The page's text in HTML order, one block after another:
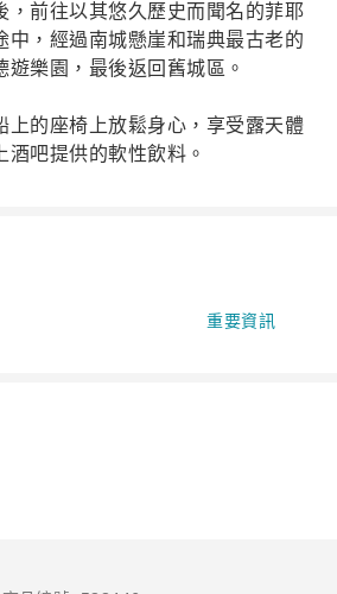
，前往以其悠久歷史而聞名的菲耶
中，經過南城懸崖和瑞典最古老的
遊樂園，最後返回舊城區。
上的座椅上放鬆身心，享受露天體
酒吧提供的軟性飲料。
重要資訊